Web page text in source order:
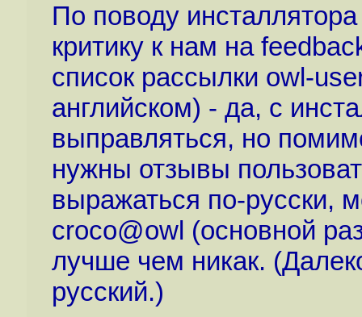
По поводу
критику к нам на
список рассылки owl-
английском) - да, с
выправляться, но
нужны отзывы
выражаться по-русски,
croco@owl (основной
лучше чем никак.
русский.)